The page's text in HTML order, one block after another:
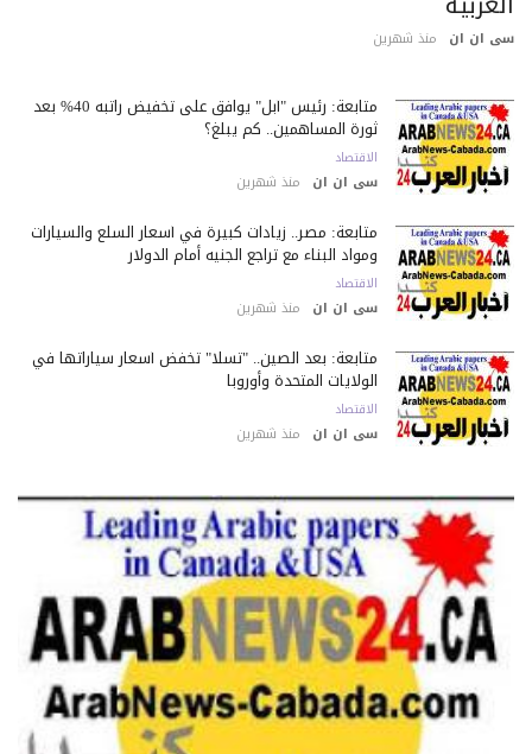
ان ان منذ شهرين
متابعة: رئيس "آبل" يوافق على تخفيض راتبه 40% بعد
ثورة المساهمين.. كم يبلغ؟
الاقتصاد
سى ان ان منذ شهرين
متابعة: مصر.. زيادات كبيرة في أسعار السلع والسيارات
ومواد البناء مع تراجع الجنيه أمام الدولار
الاقتصاد
سى ان ان منذ شهرين
متابعة: بعد الصين.. "تسلا" تخفض أسعار سياراتها في
الولايات المتحدة وأوروبا
الاقتصاد
سى ان ان منذ شهرين